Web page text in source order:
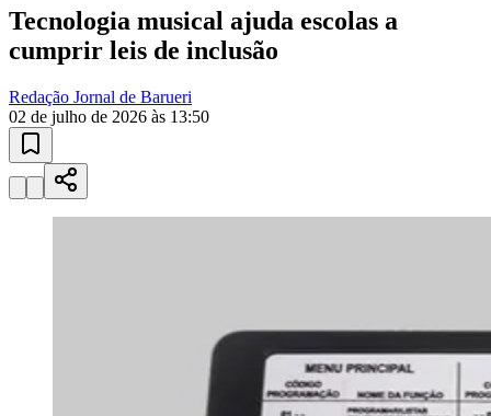
Tecnologia musical ajuda escolas a
cumprir leis de inclusão
Redação Jornal de Barueri
02 de julho de 2026 às 13:50